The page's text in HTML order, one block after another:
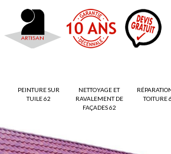
PEINTURE SUR
TUILE 62
NETTOYAGE ET
RAVALEMENT DE
FAÇADES 62
TOITURE